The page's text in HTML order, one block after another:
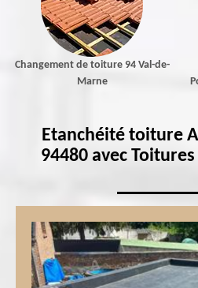
Changement de toiture 94 Val-de-
Marne
Etanchéité toiture
94480 avec